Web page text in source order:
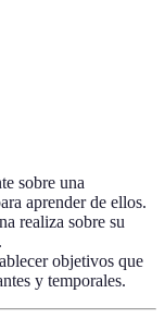
sobre una
aprender de ellos.
realiza sobre su
objetivos que
y temporales.